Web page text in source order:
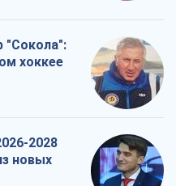
"Сокола":
хоккее
2028
новых